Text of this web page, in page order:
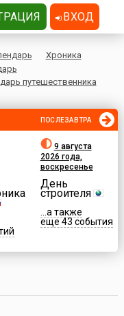
Хроника
путешественника
ПОСЛЕЗАВТРА
9 августа
2026 года,
воскресенье
День
строителя
...а также
еще 43 события
ВХОД